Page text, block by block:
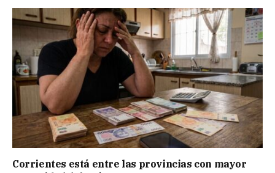
Corrientes está entre las provincias con mayor